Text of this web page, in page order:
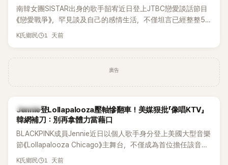
南韓女團SISTAR出身的歌手韶宥近日登上JTBC戀愛談話節目
《戀愛戰爭》，罕見談及自己的感情生活，不僅坦言已經整整5
年沒有談戀愛，更首度透露空窗至今的原因，全與上一段戀情
K氏鄉民 1 天前
廣告
K-POP
Jennie登Lollapalooza壓軸慘翻車！美媒狠批「像唱KTV」
韓網補刀：別再拿體力當藉口
BLACKPINK成員Jennie近日以個人歌手身分登上美國大型音樂
節《Lollapalooza Chicago》主舞台，不僅成為首位擔任該音樂
節Headliner（壓軸主秀）的K-POP女SOLO歌手，寫下全新紀
K氏鄉民 1 天前